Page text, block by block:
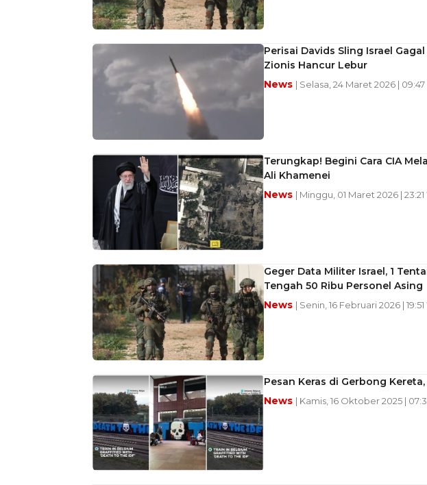
Perisai Davids Sling Israel
Zionis Hancur Lebur
News | Selasa, 24 Maret 2026 | 09:47
Terungkap! Begini Cara CIA
Ali Khamenei
News | Minggu, 01 Maret 2026 | 23:21
Geger Data Militer Israel, 1
Tengah 50 Ribu Personel Asing
News | Senin, 16 Februari 2026 | 19:51
Pesan Keras di Gerbong
News | Kamis, 16 Oktober 2025 |